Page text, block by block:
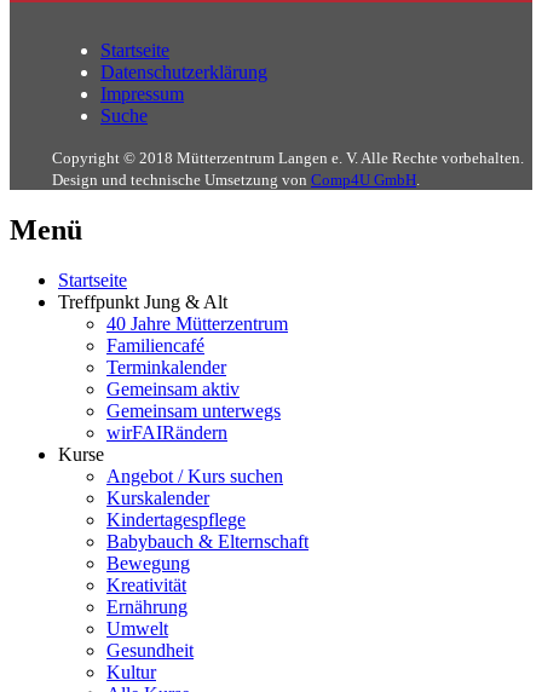
Startseite
Datenschutzerklärung
Impressum
Suche
Copyright © 2018 Mütterzentrum Langen e. V. Alle Rechte vorbehalten.
Design und technische Umsetzung von Comp4U GmbH
Menü
Startseite
Treffpunkt Jung & Alt
40 Jahre Mütterzentrum
Familiencafé
Terminkalender
Gemeinsam aktiv
Gemeinsam unterwegs
wirFAIRändern
Kurse
Angebot / Kurs suchen
Kurskalender
Kindertagespflege
Babybauch & Elternschaft
Bewegung
Kreativität
Ernährung
Umwelt
Gesundheit
Kultur